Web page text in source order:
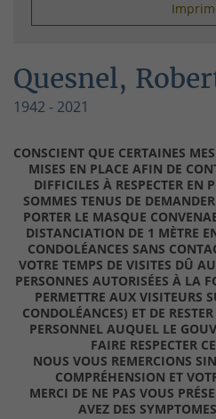
Quesnel,
1942 - 2021
CONSCIENT QUE CERTAINES
MISES EN PLACE AFIN DE
DIFFICILES À RESPECTER EN
SOMMES TENUS DE
PORTER LE MASQUE
DISTANCIATION DE 1 MÈTRE
CONDOLÉANCES SANS
VOTRE TEMPS DE VISITES DÛ
PERSONNES AUTORISÉES À LA
PERMETTRE AUX VISITEURS
CONDOLÉANCES) ET DE
PERSONNEL AUQUEL LE
FAIRE RESPECTER
NOUS VOUS REMERCIONS
COMPRÉHENSION ET
MERCI DE NE PAS VOUS
AVEZ DES